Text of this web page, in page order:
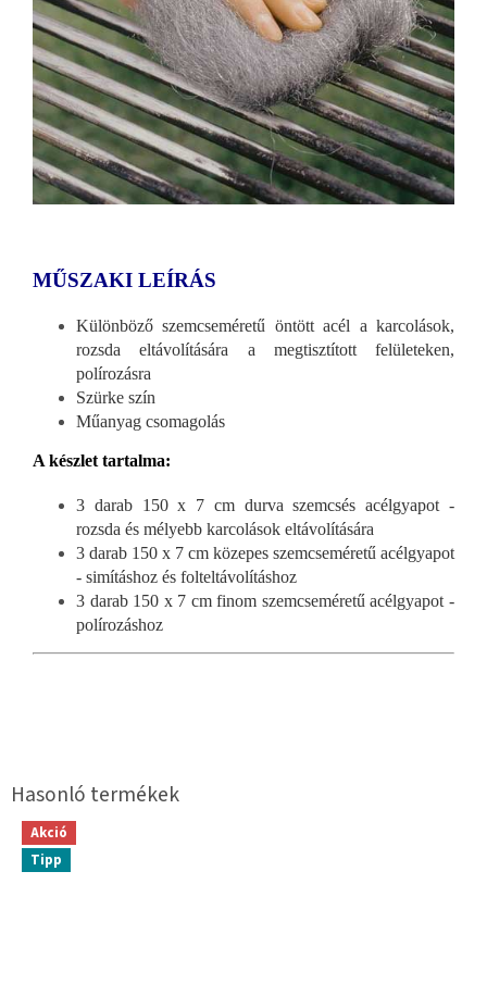
MŰSZAKI LEÍRÁS
Különböző szemcseméretű öntött acél a karcolások,
rozsda eltávolítására a megtisztított felületeken,
polírozásra
Szürke szín
Műanyag csomagolás
A készlet tartalma:
3 darab 150 x 7 cm durva szemcsés acélgyapot -
rozsda és mélyebb karcolások eltávolítására
3 darab 150 x 7 cm közepes szemcseméretű acélgyapot
- simításhoz és folteltávolításhoz
3 darab 150 x 7 cm finom szemcseméretű acélgyapot -
polírozáshoz
Akció
Tipp